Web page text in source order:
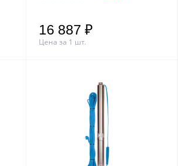
16 887 ₽
Цена за 1 шт.